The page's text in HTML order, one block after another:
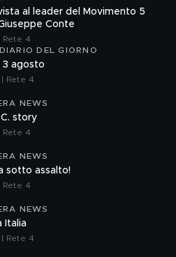
al leader del Movimento 5
Conte
Rete 4
DEL GIORNO
3 agosto
Rete 4
NEWS
& C. story
Rete 4
NEWS
sotto assalto!
Rete 4
NEWS
Italia
Rete 4